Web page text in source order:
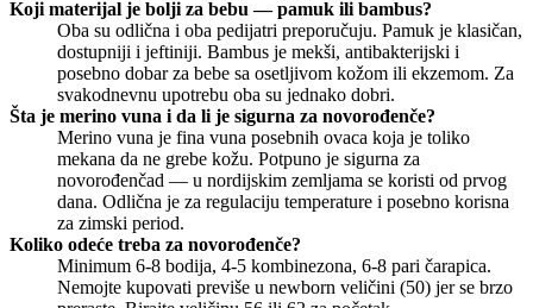
Koji materijal je bolji za bebu — pamuk ili bambus?
Oba su odlična i oba pedijatri preporučuju. Pamuk je klasičan,
dostupniji i jeftiniji. Bambus je mekši, antibakterijski i
posebno dobar za bebe sa osetljivom kožom ili ekzemom. Za
svakodnevnu upotrebu oba su jednako dobri.
Šta je merino vuna i da li je sigurna za novorođenče?
Merino vuna je fina vuna posebnih ovaca koja je toliko
mekana da ne grebe kožu. Potpuno je sigurna za
novorođenčad — u nordijskim zemljama se koristi od prvog
dana. Odlična je za regulaciju temperature i posebno korisna
za zimski period.
Koliko odeće treba za novorođenče?
Minimum 6-8 bodija, 4-5 kombinezona, 6-8 pari čarapica.
Nemojte kupovati previše u newborn veličini (50) jer se brzo